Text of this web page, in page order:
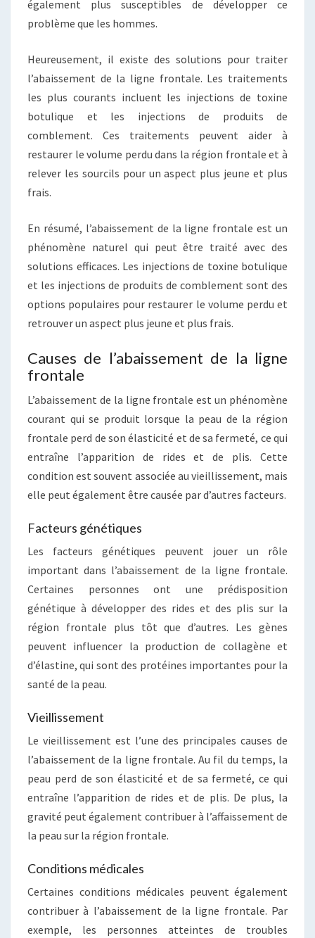
également plus susceptibles de développer ce
problème que les hommes.
Heureusement, il existe des solutions pour traiter
l’abaissement de la ligne frontale. Les traitements
les plus courants incluent les injections de toxine
botulique et les injections de produits de
comblement. Ces traitements peuvent aider à
restaurer le volume perdu dans la région frontale et à
relever les sourcils pour un aspect plus jeune et plus
frais.
En résumé, l’abaissement de la ligne frontale est un
phénomène naturel qui peut être traité avec des
solutions efficaces. Les injections de toxine botulique
et les injections de produits de comblement sont des
options populaires pour restaurer le volume perdu et
retrouver un aspect plus jeune et plus frais.
Causes de l’abaissement de la ligne
frontale
L’abaissement de la ligne frontale est un phénomène
courant qui se produit lorsque la peau de la région
frontale perd de son élasticité et de sa fermeté, ce qui
entraîne l’apparition de rides et de plis. Cette
condition est souvent associée au vieillissement, mais
elle peut également être causée par d’autres facteurs.
Facteurs génétiques
Les facteurs génétiques peuvent jouer un rôle
important dans l’abaissement de la ligne frontale.
Certaines personnes ont une prédisposition
génétique à développer des rides et des plis sur la
région frontale plus tôt que d’autres. Les gènes
peuvent influencer la production de collagène et
d’élastine, qui sont des protéines importantes pour la
santé de la peau.
Vieillissement
Le vieillissement est l’une des principales causes de
l’abaissement de la ligne frontale. Au fil du temps, la
peau perd de son élasticité et de sa fermeté, ce qui
entraîne l’apparition de rides et de plis. De plus, la
gravité peut également contribuer à l’affaissement de
la peau sur la région frontale.
Conditions médicales
Certaines conditions médicales peuvent également
contribuer à l’abaissement de la ligne frontale. Par
exemple, les personnes atteintes de troubles